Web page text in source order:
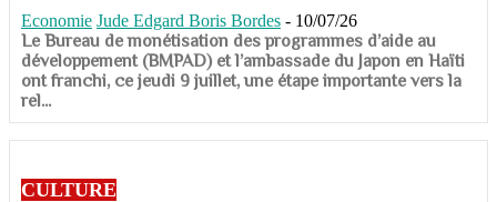
Economie Jude Edgard Boris Bordes - 10/07/26
​​​​​​​Le Bureau de monétisation des programmes d’aide au
développement (BMPAD) et l’ambassade du Japon en Haïti
ont franchi, ce jeudi 9 juillet, une étape importante vers la
rel...
CULTURE